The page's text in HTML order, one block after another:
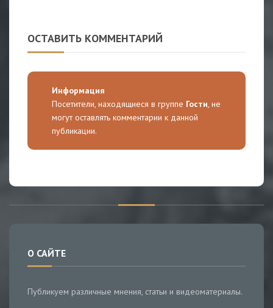
ОСТАВИТЬ КОММЕНТАРИЙ
Информация
Посетители, находящиеся в группе Гости , не
могут оставлять комментарии к данной
публикации.
О САЙТЕ
Публикуем различные мнения, статьи и видеоматериалы.